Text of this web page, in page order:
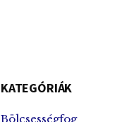
KATEGÓRIÁK
Bölcsességfog